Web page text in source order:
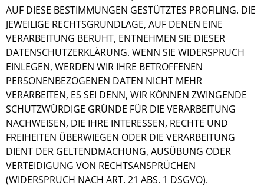
AUF DIESE BESTIMMUNGEN GESTÜTZTES PROFILING. DIE
JEWEILIGE RECHTSGRUNDLAGE, AUF DENEN EINE
VERARBEITUNG BERUHT, ENTNEHMEN SIE DIESER
DATENSCHUTZERKLÄRUNG. WENN SIE WIDERSPRUCH
EINLEGEN, WERDEN WIR IHRE BETROFFENEN
PERSONENBEZOGENEN DATEN NICHT MEHR
VERARBEITEN, ES SEI DENN, WIR KÖNNEN ZWINGENDE
SCHUTZWÜRDIGE GRÜNDE FÜR DIE VERARBEITUNG
NACHWEISEN, DIE IHRE INTERESSEN, RECHTE UND
FREIHEITEN ÜBERWIEGEN ODER DIE VERARBEITUNG
DIENT DER GELTENDMACHUNG, AUSÜBUNG ODER
VERTEIDIGUNG VON RECHTSANSPRÜCHEN
(WIDERSPRUCH NACH ART. 21 ABS. 1 DSGVO).